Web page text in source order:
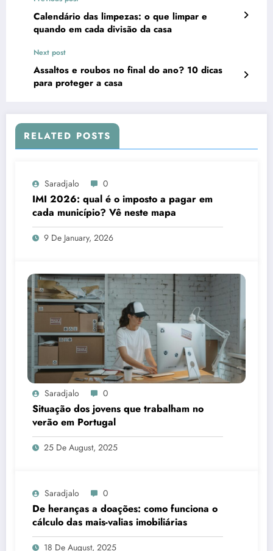
Calendário das limpezas: o que limpar e
quando em cada divisão da casa
Next post
Assaltos e roubos no final do ano? 10 dicas
para proteger a casa
RELATED POSTS
Saradjalo 0
IMI 2026: qual é o imposto a pagar em
cada município? Vê neste mapa
9 De January, 2026
Saradjalo 0
Situação dos jovens que trabalham no
verão em Portugal
25 De August, 2025
Saradjalo 0
De heranças a doações: como funciona o
cálculo das mais-valias imobiliárias
18 De August, 2025